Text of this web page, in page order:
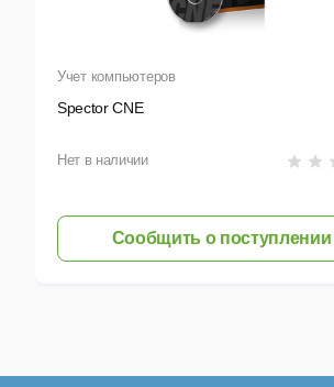
Учет компьютеров
Spector CNE
Нет в наличии
Сообщить о поступлении